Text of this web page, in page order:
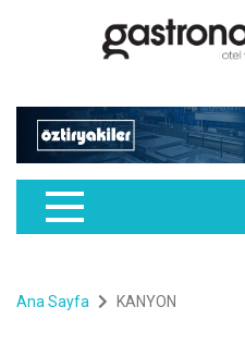
Ana Sayfa KANYON